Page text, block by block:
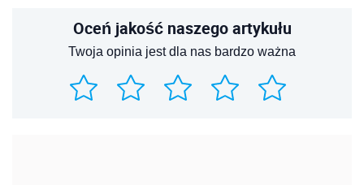
Oceń jakość naszego artykułu
Twoja opinia jest dla nas bardzo ważna